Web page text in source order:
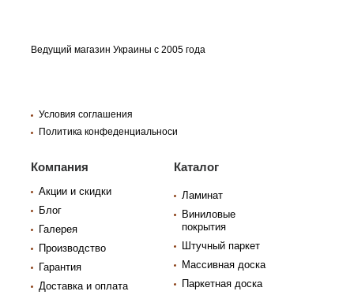
Ведущий магазин Украины с 2005 года
Условия соглашения
Политика конфеденциальноси
Компания
Акции и скидки
Блог
Галерея
Производство
Гарантия
Доставка и оплата
Каталог
Ламинат
Виниловые
покрытия
Штучный паркет
Массивная доска
Паркетная доска